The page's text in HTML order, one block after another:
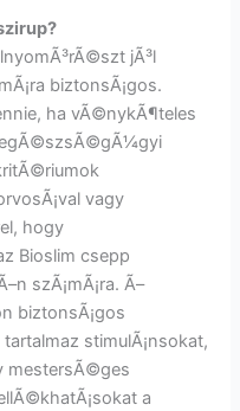
jÃ³l
biztonsÃ¡gos.
ha vÃ©nykÃ¶teles
egÃ©szsÃ©gÃ¼gyi
vagy
hogy
Bioslim csepp
szÃ¡mÃ¡ra. Ã–
biztonsÃ¡gos
stimulÃ¡nsokat,
mestersÃ©ges
a